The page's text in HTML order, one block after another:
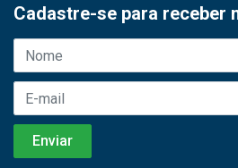
Cadastre-se para receber